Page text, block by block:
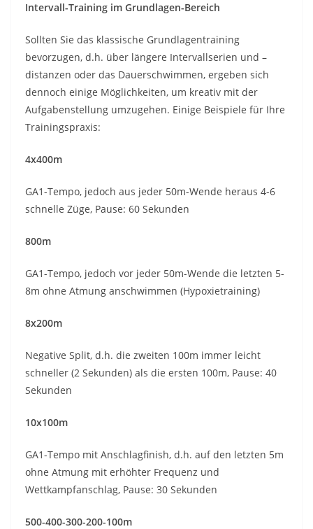
Intervall-Training im Grundlagen-Bereich
Sollten Sie das klassische Grundlagentraining
bevorzugen, d.h. über längere Intervallserien und –
distanzen oder das Dauerschwimmen, ergeben sich
dennoch einige Möglichkeiten, um kreativ mit der
Aufgabenstellung umzugehen. Einige Beispiele für Ihre
Trainingspraxis:
4x400m
GA1-Tempo, jedoch aus jeder 50m-Wende heraus 4-6
schnelle Züge, Pause: 60 Sekunden
800m
GA1-Tempo, jedoch vor jeder 50m-Wende die letzten 5-
8m ohne Atmung anschwimmen (Hypoxietraining)
8x200m
Negative Split, d.h. die zweiten 100m immer leicht
schneller (2 Sekunden) als die ersten 100m, Pause: 40
Sekunden
10x100m
GA1-Tempo mit Anschlagfinish, d.h. auf den letzten 5m
ohne Atmung mit erhöhter Frequenz und
Wettkampfanschlag, Pause: 30 Sekunden
500-400-300-200-100m